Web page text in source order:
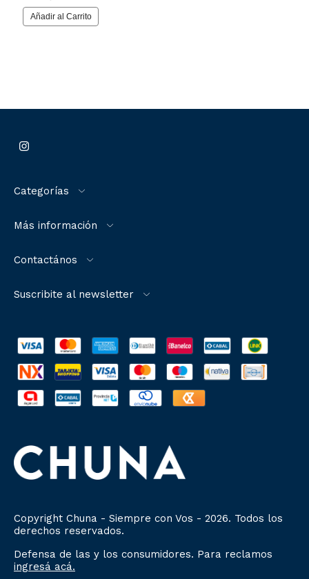
Categorías
Más información
Contactános
Suscribite al newsletter
Copyright Chuna - Siempre con Vos - 2026. Todos los
derechos reservados.
Defensa de las y los consumidores. Para reclamos
ingresá acá.